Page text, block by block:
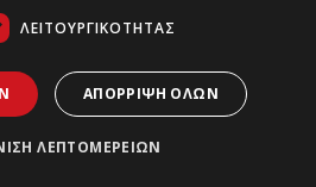
ΛΕΙΤΟΥΡΓΙΚΌΤΗΤΑΣ
ΑΠΌΡΡΙΨΗ ΌΛΩΝ
ΛΕΠΤΟΜΕΡΕΙΏΝ